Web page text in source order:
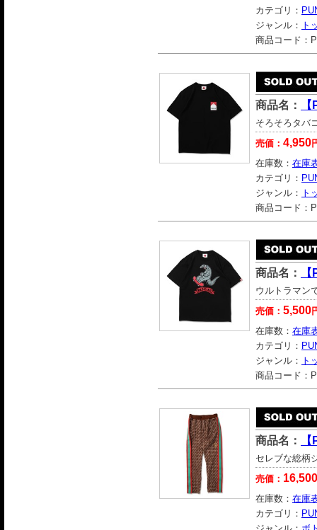
カテゴリ：
ジャンル： ト
商品コード：
商品名：
そろそろタバ
売価： 4,950
在庫数： 在庫
カテゴリ：
ジャンル： ト
商品コード：
商品名：
ウルトラマン
売価： 5,500
在庫数： 在庫
カテゴリ：
ジャンル： ト
商品コード：
商品名：
セレブな総柄
売価： 16,500
在庫数： 在庫
カテゴリ：